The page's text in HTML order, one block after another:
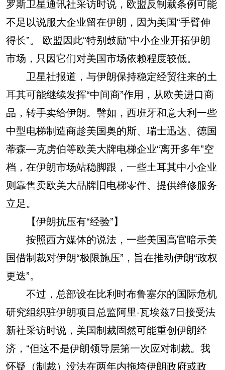
罗斯卫星通讯社采访时说，欧盟反制裁条例可能
不足以说服大企业留在伊朗，因为美国“手臂伸
得长”。 欧盟因此“特别鼓励”中小企业开拓伊朗
市场，只因它们对美国市场依赖程度较低。
卫星社报道，与伊朗保持稳定经贸往来的土
耳其可能继续发挥“中间商”作用，从欧美进口商
品，转手卖给伊朗。譬如，西班牙和意大利一些
中型电梯制造商趁美国奥的斯、瑞士迅达、德国
蒂森—克虏伯等欧美大牌电梯企业“离开多年”空
档，在伊朗市场站稳脚跟，一些土耳其中小企业
则靠售卖欧美大品牌旧电梯零件、提供维修服务
立足。
【伊朗抗压有“经验”】
按照西方媒体的说法，一些美国高官暗示美
国借制裁对伊朗“极限施压”，旨在推动伊朗“政权
更迭”。
不过，总部设在比利时布鲁塞尔的国际危机
研究组织驻伊朗项目总监阿里·瓦埃兹7日接受法
新社采访时说，美国制裁固然可能重创伊朗经
济，“但这不是伊朗领导层第一次应对制裁。我
怀疑（制裁）没法在两年内拖垮伊朗政府或政